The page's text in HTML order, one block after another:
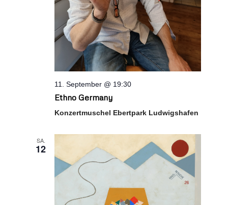
Ethno Germany
11. September @ 19:30
Konzertmuschel Ebertpark Ludwigshafen
SA.
12